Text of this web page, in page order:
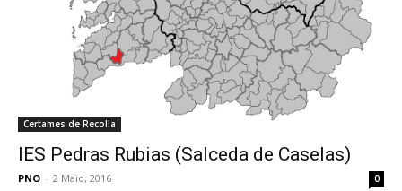
Certames de Recolla
IES Pedras Rubias (Salceda de Caselas)
PNO - 2 Maio, 2016 0